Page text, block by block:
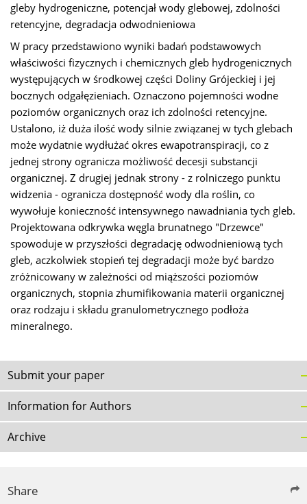
gleby hydrogeniczne, potencjał wody glebowej, zdolności
retencyjne, degradacja odwodnieniowa
W pracy przedstawiono wyniki badań podstawowych
właściwości fizycznych i chemicznych gleb hydrogenicznych
występujących w środkowej części Doliny Grójeckiej i jej
bocznych odgałęzieniach. Oznaczono pojemności wodne
poziomów organicznych oraz ich zdolności retencyjne.
Ustalono, iż duża ilość wody silnie związanej w tych glebach
może wydatnie wydłużać okres ewapotranspiracji, co z
jednej strony ogranicza możliwość decesji substancji
organicznej. Z drugiej jednak strony - z rolniczego punktu
widzenia - ogranicza dostępność wody dla roślin, co
wywołuje konieczność intensywnego nawadniania tych gleb.
Projektowana odkrywka węgla brunatnego "Drzewce"
spowoduje w przyszłości degradację odwodnieniową tych
gleb, aczkolwiek stopień tej degradacji może być bardzo
zróżnicowany w zależności od miąższości poziomów
organicznych, stopnia zhumifikowania materii organicznej
oraz rodzaju i składu granulometrycznego podłoża
mineralnego.
Submit your paper
Information for Authors
Archive
Share